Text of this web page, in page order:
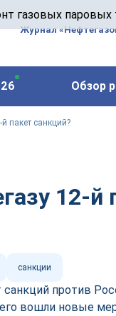
газовых паровых
газовых и
машин и
Журнал
Обзор
пакет санкций?
12-й
санкции
против
вошли новые